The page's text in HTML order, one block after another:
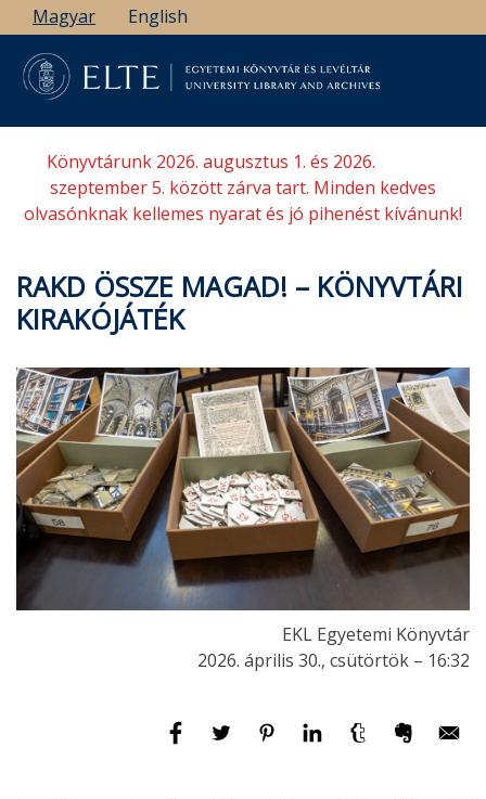
Ugrás
a
tartalomra
Magyar English
Könyvtárunk 2026. augusztus 1. és 2026.
szeptember 5. között zárva tart. Minden kedves
olvasónknak kellemes nyarat és jó pihenést kívánunk!
RAKD ÖSSZE MAGAD! – KÖNYVTÁRI
KIRAKÓJÁTÉK
EKL Egyetemi Könyvtár
2026. április 30., csütörtök – 16:32